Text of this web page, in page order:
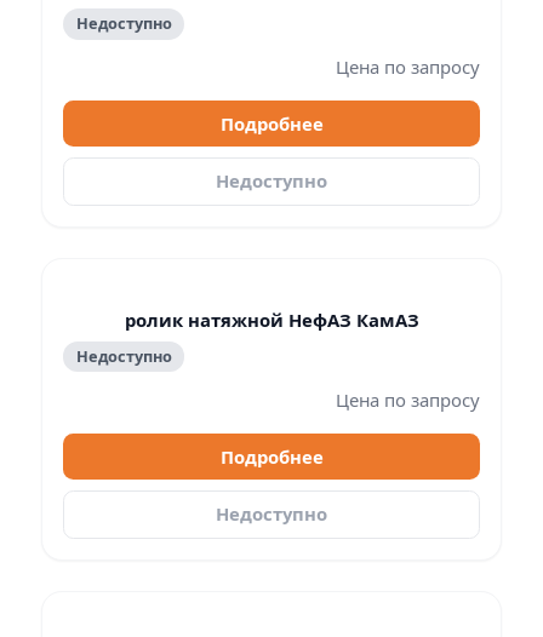
Недоступно
Цена по запросу
Подробнее
Недоступно
ролик натяжной НефАЗ КамАЗ
Недоступно
Цена по запросу
Подробнее
Недоступно